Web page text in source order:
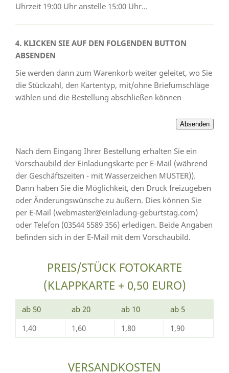
Uhrzeit 19:00 Uhr anstelle 15:00 Uhr...
4. KLICKEN SIE AUF DEN FOLGENDEN BUTTON
ABSENDEN
Sie werden dann zum Warenkorb weiter geleitet, wo Sie
die Stückzahl, den Kartentyp, mit/ohne Briefumschläge
wählen und die Bestellung abschließen können
Nach dem Eingang Ihrer Bestellung erhalten Sie ein
Vorschaubild der Einladungskarte per E-Mail (während
der Geschäftszeiten - mit Wasserzeichen MUSTER)).
Dann haben Sie die Möglichkeit, den Druck freizugeben
oder Änderungswünsche zu äußern. Dies können Sie
per E-Mail (webmaster@einladung-geburtstag.com)
oder Telefon (03544 5589 356) erledigen. Beide Angaben
befinden sich in der E-Mail mit dem Vorschaubild.
PREIS/STÜCK FOTOKARTE
(KLAPPKARTE + 0,50 EURO)
ab 50 ab 20 ab 10
ab 5
1,40
1,60 1,80 1,90
VERSANDKOSTEN